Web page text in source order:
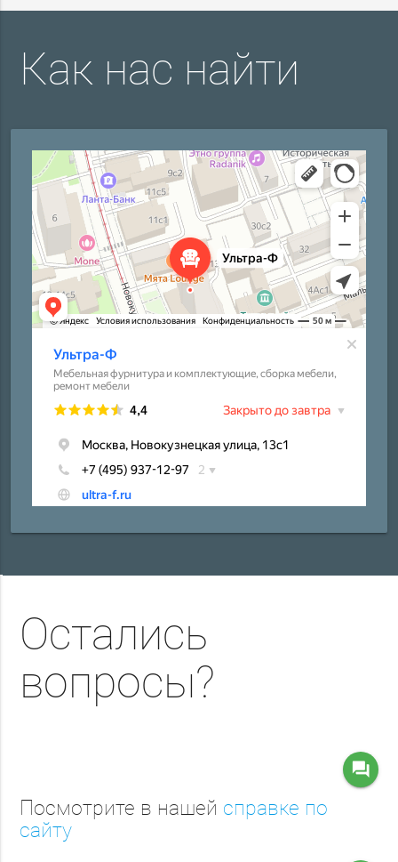
Как нас найти
Остались
вопросы?
question_answer
Посмотрите в нашей справке по
сайту